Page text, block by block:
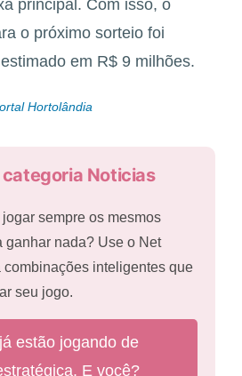
principal. Com isso, o
o próximo sorteio foi
em R$ 9 milhões.
Hortolândia
Noticias
sempre os mesmos
ganhar nada? Use o Net
combinações inteligentes que
seu jogo.
estão jogando de
E você?